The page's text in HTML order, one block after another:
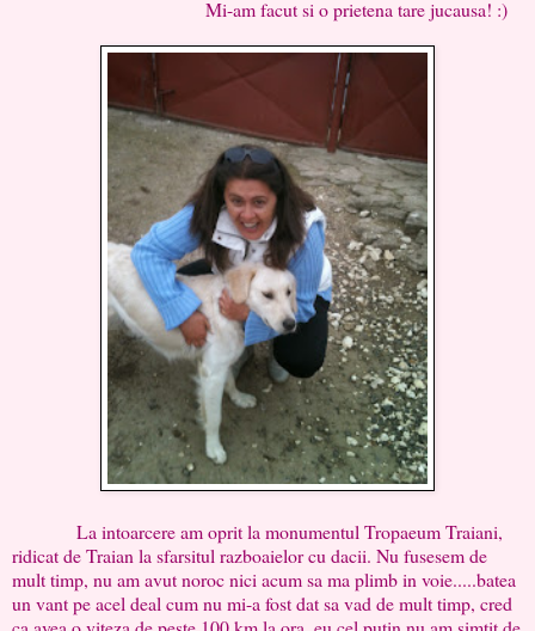
Mi-am facut si o prietena tare jucausa! :)
La intoarcere am oprit la monumentul Tropaeum Traiani,
ridicat de Traian la sfarsitul razboaielor cu dacii. Nu fusesem de
mult timp, nu am avut noroc nici acum sa ma plimb in voie.....batea
un vant pe acel deal cum nu mi-a fost dat sa vad de mult timp, cred